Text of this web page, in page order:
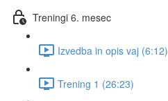
Treningi 6. mesec
Izvedba in opis vaj (6:12)
Trening 1 (26:23)